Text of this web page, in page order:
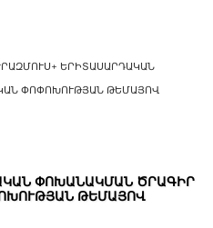
ԵՐԻՏԱՍԱՐԴԱԿԱՆ
ՓՈՓՈԽՈՒԹՅԱՆ ԹԵՄԱՅՈՎ
ՓՈԽԱՆԱԿՄԱՆ ԾՐԱԳԻՐ
ԹԵՄԱՅՈՎ